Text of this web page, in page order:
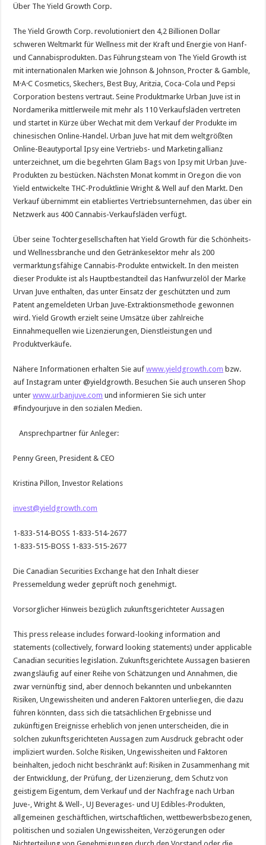
Über The Yield Growth Corp.
The Yield Growth Corp. revolutioniert den 4,2 Billionen Dollar
schweren Weltmarkt für Wellness mit der Kraft und Energie von Hanf-
und Cannabisprodukten. Das Führungsteam von The Yield Growth ist
mit internationalen Marken wie Johnson & Johnson, Procter & Gamble,
M·A·C Cosmetics, Skechers, Best Buy, Aritzia, Coca-Cola und Pepsi
Corporation bestens vertraut. Seine Produktmarke Urban Juve ist in
Nordamerika mittlerweile mit mehr als 110 Verkaufsläden vertreten
und startet in Kürze über Wechat mit dem Verkauf der Produkte im
chinesischen Online-Handel. Urban Juve hat mit dem weltgrößten
Online-Beautyportal Ipsy eine Vertriebs- und Marketingallianz
unterzeichnet, um die begehrten Glam Bags von Ipsy mit Urban Juve-
Produkten zu bestücken. Nächsten Monat kommt in Oregon die von
Yield entwickelte THC-Produktlinie Wright & Well auf den Markt. Den
Verkauf übernimmt ein etabliertes Vertriebsunternehmen, das über ein
Netzwerk aus 400 Cannabis-Verkaufsläden verfügt.
Über seine Tochtergesellschaften hat Yield Growth für die Schönheits-
und Wellnessbranche und den Getränkesektor mehr als 200
vermarktungsfähige Cannabis-Produkte entwickelt. In den meisten
dieser Produkte ist als Hauptbestandteil das Hanfwurzelöl der Marke
Urvan Juve enthalten, das unter Einsatz der geschützten und zum
Patent angemeldeten Urban Juve-Extraktionsmethode gewonnen
wird. Yield Growth erzielt seine Umsätze über zahlreiche
Einnahmequellen wie Lizenzierungen, Dienstleistungen und
Produktverkäufe.
Nähere Informationen erhalten Sie aufwww.yieldgrowth.com bzw.
auf Instagram unter @yieldgrowth. Besuchen Sie auch unseren Shop
unterwww.urbanjuve.com und informieren Sie sich unter
#findyourjuve in den sozialen Medien.
Ansprechpartner für Anleger:
Penny Green, President & CEO
Kristina Pillon, Investor Relations
invest@yieldgrowth.com
1-833-514-BOSS 1-833-514-2677
1-833-515-BOSS 1-833-515-2677
Die Canadian Securities Exchange hat den Inhalt dieser
Pressemeldung weder geprüft noch genehmigt.
Vorsorglicher Hinweis bezüglich zukunftsgerichteter Aussagen
This press release includes forward-looking information and
statements (collectively, forward looking statements) under applicable
Canadian securities legislation. Zukunftsgerichtete Aussagen basieren
zwangsläufig auf einer Reihe von Schätzungen und Annahmen, die
zwar vernünftig sind, aber dennoch bekannten und unbekannten
Risiken, Ungewissheiten und anderen Faktoren unterliegen, die dazu
führen könnten, dass sich die tatsächlichen Ergebnisse und
zukünftigen Ereignisse erheblich von jenen unterscheiden, die in
solchen zukunftsgerichteten Aussagen zum Ausdruck gebracht oder
impliziert wurden. Solche Risiken, Ungewissheiten und Faktoren
beinhalten, jedoch nicht beschränkt auf: Risiken in Zusammenhang mit
der Entwicklung, der Prüfung, der Lizenzierung, dem Schutz von
geistigem Eigentum, dem Verkauf und der Nachfrage nach Urban
Juve-, Wright & Well-, UJ Beverages- und UJ Edibles-Produkten,
allgemeinen geschäftlichen, wirtschaftlichen, wettbewerbsbezogenen,
politischen und sozialen Ungewissheiten, Verzögerungen oder